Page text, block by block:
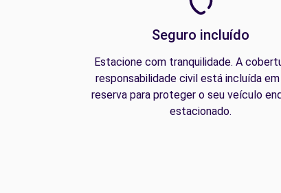
Seguro incluído
Estacione com tranquilidade. A
responsabilidade civil está incluída
reserva para proteger o seu veículo
estacionado.